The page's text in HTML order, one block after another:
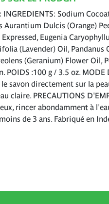
INGREDIENTS: Sodium
Aurantium Dulcis (Orange)
Eugenia
(Lavender) Oil, Pandanus
(Geranium) Flower Oil,
POIDS :100 g / 3.5 oz.
savon directement sur la
claire. PRECAUTIONS
rincer abondamment à
de 3 ans. Fabriqué en